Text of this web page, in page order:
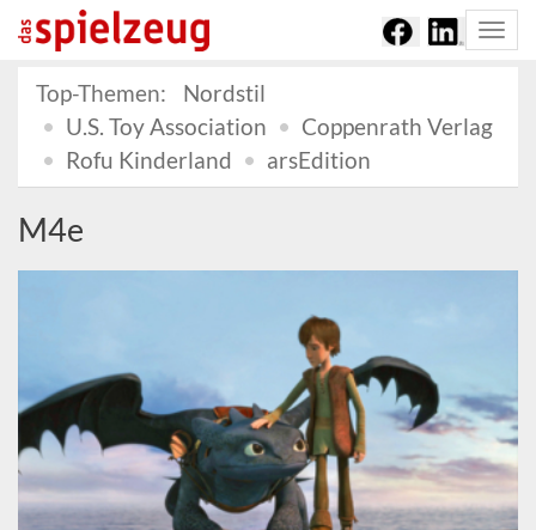
Top-Themen:
Nordstil
U.S. Toy Association
Coppenrath Verlag
Rofu Kinderland
arsEdition
M4e